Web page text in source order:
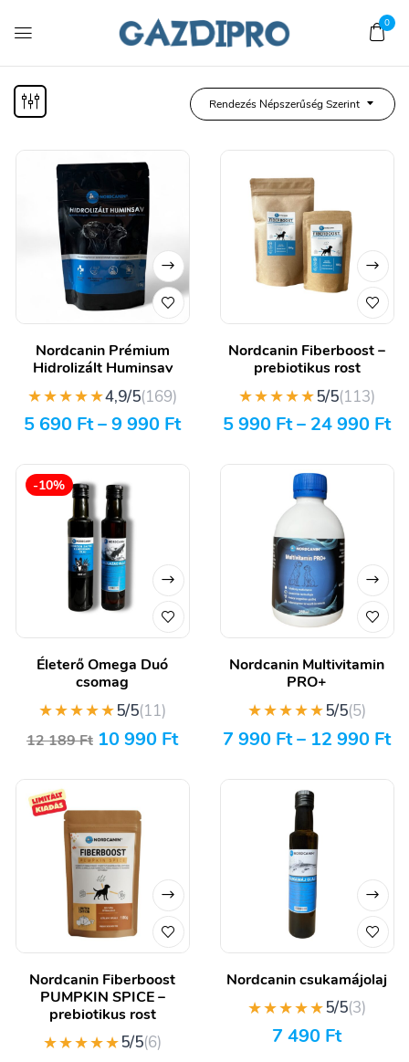
0
Rendezés Népszerűség Szerint
Nordcanin Prémium
Hidrolizált Huminsav
★★★★★4,9/5(169)
5 690 Ft–9 990 Ft
Nordcanin Fiberboost –
prebiotikus rost
★★★★★5/5(113)
5 990 Ft– 24 990 Ft
-10%
Életerő Omega Duó
csomag
★★★★★5/5(11)
12 189Ft 10 990 Ft
Nordcanin Multivitamin
PRO+
★★★★★5/5(5)
7 990 Ft– 12 990 Ft
Nordcanin Fiberboost
PUMPKIN SPICE –
prebiotikus rost
★★★★★5/5(6)
Nordcanin csukamájolaj
★★★★★5/5(3)
7 490 Ft